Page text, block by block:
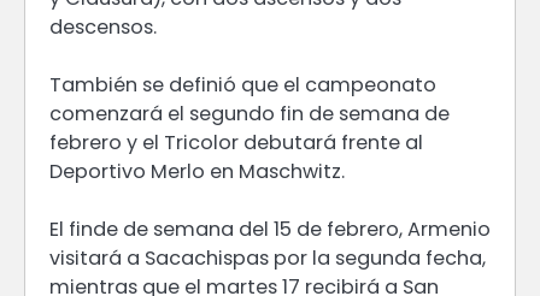
descensos.
También se definió que el campeonato
comenzará el segundo fin de semana de
febrero y el Tricolor debutará frente al
Deportivo Merlo en Maschwitz.
El finde de semana del 15 de febrero, Armenio
visitará a Sacachispas por la segunda fecha,
mientras que el martes 17 recibirá a San